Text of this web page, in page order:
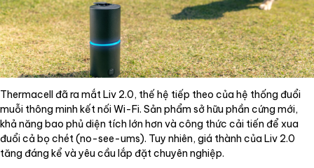
Thermacell đã ra mắt Liv 2.0, thế hệ tiếp theo của hệ thống đuổi
muỗi thông minh kết nối Wi-Fi. Sản phẩm sở hữu phần cứng mới,
khả năng bao phủ diện tích lớn hơn và công thức cải tiến để xua
đuổi cả bọ chét (no-see-ums). Tuy nhiên, giá thành của Liv 2.0
tăng đáng kể và yêu cầu lắp đặt chuyên nghiệp.